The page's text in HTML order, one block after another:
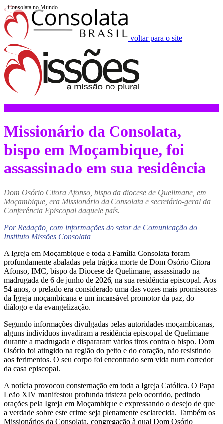
voltar para o site
Consolata no Mundo
Missionário da Consolata,
bispo em Moçambique, foi
assassinado em sua residência
Dom Osório Citora Afonso, bispo da diocese de Quelimane, em
Moçambique, era Missionário da Consolata e secretário-geral da
Conferência Episcopal daquele país.
Por Redação, com informações do setor de Comunicação do
Instituto Missões Consolata
A Igreja em Moçambique e toda a Família Consolata foram
profundamente abaladas pela trágica morte de Dom Osório Citora
Afonso, IMC, bispo da Diocese de Quelimane, assassinado na
madrugada de 6 de junho de 2026, na sua residência episcopal. Aos
54 anos, o prelado era considerado uma das vozes mais promissoras
da Igreja moçambicana e um incansável promotor da paz, do
diálogo e da evangelização.
Segundo informações divulgadas pelas autoridades moçambicanas,
alguns indivíduos invadiram a residência episcopal de Quelimane
durante a madrugada e dispararam vários tiros contra o bispo. Dom
Osório foi atingido na região do peito e do coração, não resistindo
aos ferimentos. O seu corpo foi encontrado sem vida num corredor
da casa episcopal.
A notícia provocou consternação em toda a Igreja Católica. O Papa
Leão XIV manifestou profunda tristeza pelo ocorrido, pedindo
orações pela Igreja em Moçambique e expressando o desejo de que
a verdade sobre este crime seja plenamente esclarecida. Também os
Missionários da Consolata, congregação à qual Dom Osório